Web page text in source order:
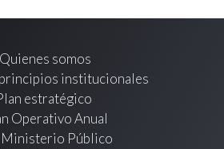
Quienes somos
institucionales
estratégico
Operativo Anual
Ministerio Público